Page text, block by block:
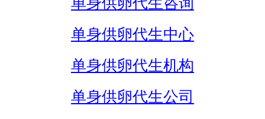
单身供卵代生中心
单身供卵代生机构
单身供卵代生公司